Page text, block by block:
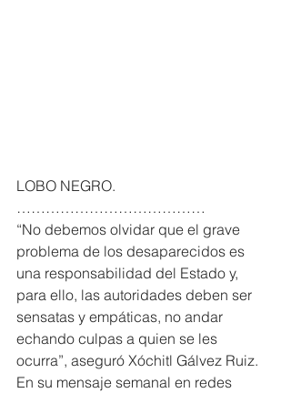
LOBO NEGRO.
…………………………………
“No debemos olvidar que el grave
problema de los desaparecidos es
una responsabilidad del Estado y,
para ello, las autoridades deben ser
sensatas y empáticas, no andar
echando culpas a quien se les
ocurra”, aseguró Xóchitl Gálvez Ruiz.
En su mensaje semanal en redes